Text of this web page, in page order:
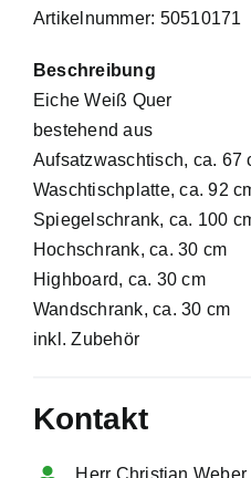
Artikelnummer: 50510171
Beschreibung
Eiche Weiß Quer
bestehend aus
Aufsatzwaschtisch, ca. 67
Waschtischplatte, ca. 92
Spiegelschrank, ca. 100
Hochschrank, ca. 30 cm
Highboard, ca. 30 cm
Wandschrank, ca. 30 cm
inkl. Zubehör
Kontakt